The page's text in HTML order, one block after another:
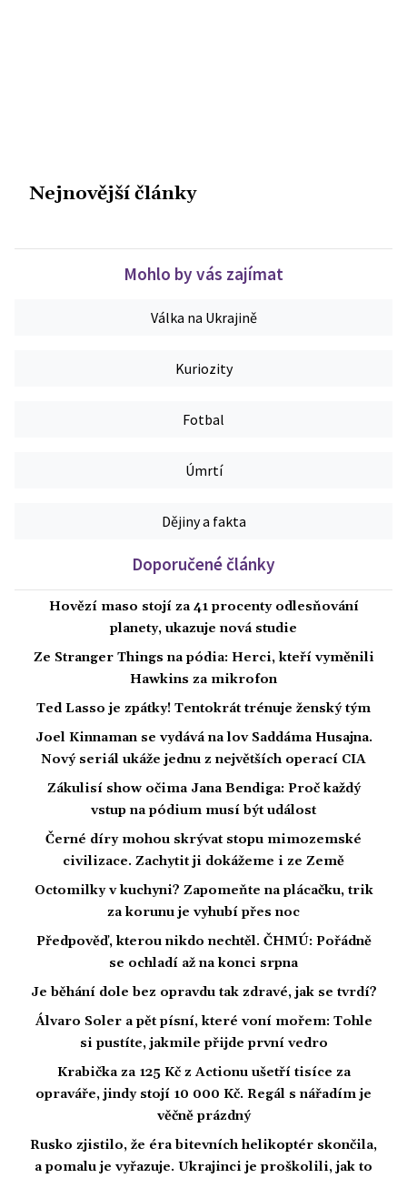
Nejnovější články
Mohlo by vás zajímat
Válka na Ukrajině
Kuriozity
Fotbal
Úmrtí
Dějiny a fakta
Doporučené články
Hovězí maso stojí za 41 procenty odlesňování
planety, ukazuje nová studie
Ze Stranger Things na pódia: Herci, kteří vyměnili
Hawkins za mikrofon
Ted Lasso je zpátky! Tentokrát trénuje ženský tým
Joel Kinnaman se vydává na lov Saddáma Husajna.
Nový seriál ukáže jednu z největších operací CIA
Zákulisí show očima Jana Bendiga: Proč každý
vstup na pódium musí být událost
Černé díry mohou skrývat stopu mimozemské
civilizace. Zachytit ji dokážeme i ze Země
Octomilky v kuchyni? Zapomeňte na plácačku, trik
za korunu je vyhubí přes noc
Předpověď, kterou nikdo nechtěl. ČHMÚ: Pořádně
se ochladí až na konci srpna
Je běhání dole bez opravdu tak zdravé, jak se tvrdí?
Álvaro Soler a pět písní, které voní mořem: Tohle
si pustíte, jakmile přijde první vedro
Krabička za 125 Kč z Actionu ušetří tisíce za
opraváře, jindy stojí 10 000 Kč. Regál s nářadím je
věčně prázdný
Rusko zjistilo, že éra bitevních helikoptér skončila,
a pomalu je vyřazuje. Ukrajinci je proškolili, jak to